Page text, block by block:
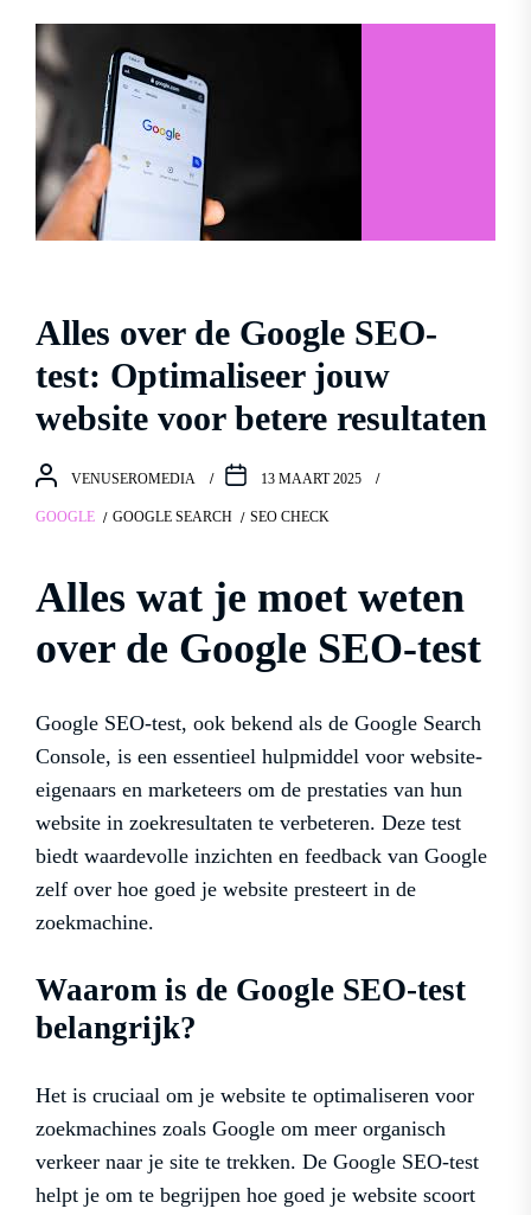
Alles over de Google SEO-
test: Optimaliseer jouw
website voor betere resultaten
VENUSEROMEDIA 13 MAART 2025
GOOGLE GOOGLE SEARCH SEO CHECK
Alles wat je moet weten
over de Google SEO-test
Google SEO-test, ook bekend als de Google Search
Console, is een essentieel hulpmiddel voor website-
eigenaars en marketeers om de prestaties van hun
website in zoekresultaten te verbeteren. Deze test
biedt waardevolle inzichten en feedback van Google
zelf over hoe goed je website presteert in de
zoekmachine.
Waarom is de Google SEO-test
belangrijk?
Het is cruciaal om je website te optimaliseren voor
zoekmachines zoals Google om meer organisch
verkeer naar je site te trekken. De Google SEO-test
helpt je om te begrijpen hoe goed je website scoort